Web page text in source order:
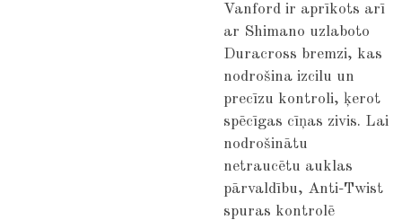
Vanford ir aprīkots arī
ar Shimano uzlaboto
Duracross bremzi, kas
nodrošina izcilu un
precīzu kontroli, ķerot
spēcīgas cīņas zivis. Lai
nodrošinātu
netraucētu auklas
pārvaldību, Anti-Twist
spuras kontrolē